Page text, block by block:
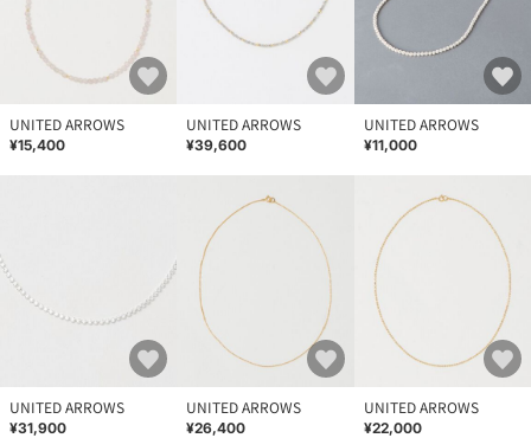
UNITED ARROWS
¥15,400
UNITED ARROWS
¥39,600
UNITED ARROWS
¥11,000
UNITED ARROWS
¥31,900
UNITED ARROWS
¥26,400
UNITED ARROWS
¥22,000